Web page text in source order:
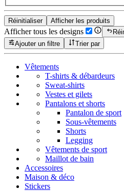
Réinitialiser Afficher les produits
Afficher tous les designs
Ajouter un filtre
Trier par
Vêtements
T-shirts & débardeurs
Sweat-shirts
Vestes et gilets
Pantalons et shorts
Pantalon de sport
Sous-vêtements
Shorts
Legging
Vêtements de sport
Maillot de bain
Accessoires
Maison & déco
Stickers